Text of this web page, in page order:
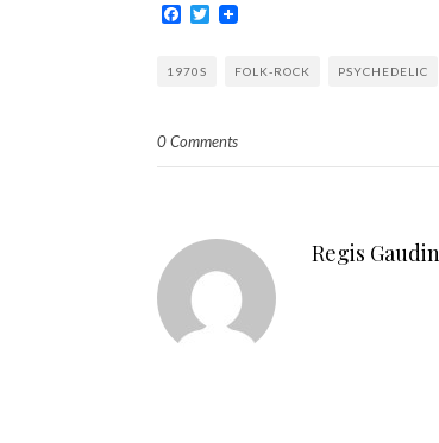
Facebook
Twitter
1970S FOLK-ROCK PSYCHEDELIC
0 Comments
Regis Gaudin